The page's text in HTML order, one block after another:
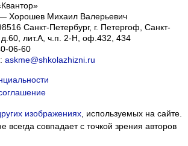
Хорошев Михаил Валерьевич
Санкт-Петербург, г. Петергоф, Санкт-
д.60, лит.А, ч.п. 2-Н, оф.432, 434
06-60
askme@shkolazhizni.ru
изображениях, используемых на сайте.
всегда совпадает с точкой зрения авторов